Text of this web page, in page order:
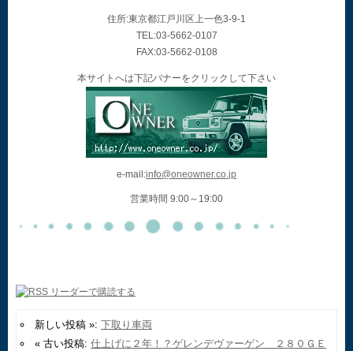
住所:東京都江戸川区上一色3-9-1
TEL:03-5662-0107
FAX:03-5662-0108
本サイトへは下記バナーをクリックして下さい
e-mail:info@oneowner.co.jp
営業時間 9:00～19:00
新しい投稿 »: 下取り車両
« 古い投稿: 仕上げに２年！？ゲレンデヴァーゲン ２８０ＧＥ